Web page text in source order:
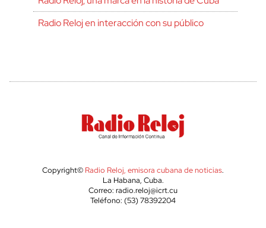
Radio Reloj en interacción con su público
Copyright© Radio Reloj, emisora cubana de noticias.
La Habana, Cuba.
Correo: radio.reloj@icrt.cu
Teléfono: (53) 78392204